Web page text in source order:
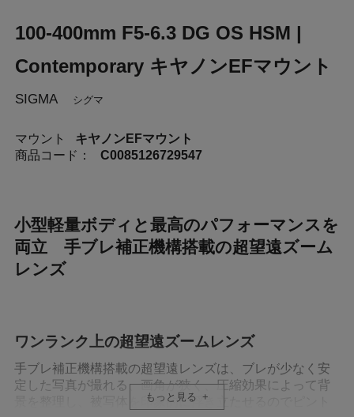
100-400mm F5-6.3 DG OS HSM |
Contemporary キヤノンEFマウント
SIGMA シグマ
マウント
キヤノンEFマウント
商品コード：
C0085126729547
小型軽量ボディと最高のパフォーマンスを
両立 手ブレ補正機構搭載の超望遠ズーム
レンズ
ワンランク上の超望遠ズームレンズ
手ブレ補正機構搭載の超望遠レンズは、ブレが少なく安
定した写真が撮れる、画角が狭く、圧縮効果によって背
景を整理し、被写体を印象的に浮き立たせるのでピント
もっと見る